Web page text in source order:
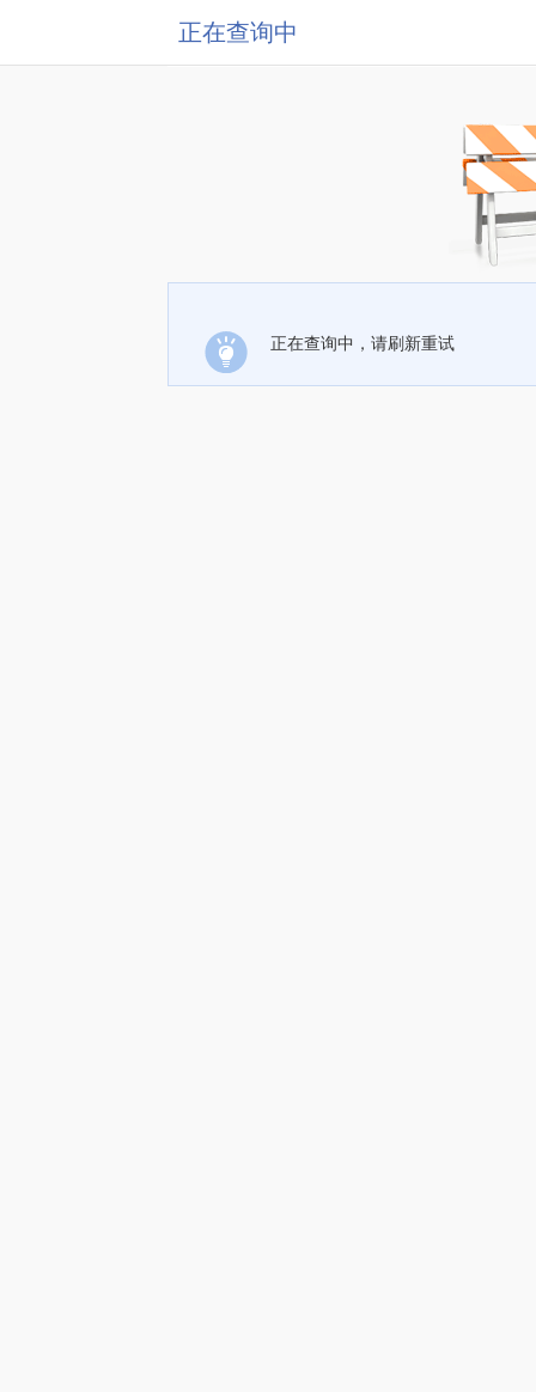
正在查询中
正在查询中，请刷新重试